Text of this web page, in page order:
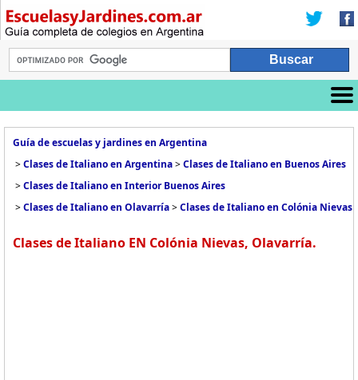
Guía de escuelas y jardines en Argentina
>Clases de Italiano en Argentina>Clases de Italiano en Buenos Aires
>Clases de Italiano en Interior Buenos Aires
>Clases de Italiano en Olavarría>Clases de Italiano en Colónia Nievas
Clases de Italiano EN Colónia Nievas, Olavarría.